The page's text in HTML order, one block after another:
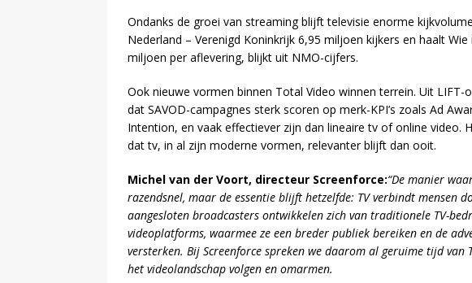
Ondanks de groei van streaming blijft televisie enorme
Nederland – Verenigd Koninkrijk 6,95 miljoen kijkers en haalt
miljoen per aflevering, blijkt uit NMO-cijfers.
Ook nieuwe vormen binnen Total Video winnen terrein. Uit
dat SAVOD-campagnes sterk scoren op merk-KPI’s zoals Ad
Intention, en vaak effectiever zijn dan lineaire tv of online video.
dat tv, in al zijn moderne vormen, relevanter blijft dan ooit.
Michel van der Voort, directeur Screenforce:“De manier
razendsnel, maar de essentie blijft hetzelfde: TV verbindt mensen
aangesloten broadcasters ontwikkelen zich van traditionele TV-
videoplatforms, waarmee ze een breder publiek bereiken en de
versterken. Bij Screenforce spreken we daarom al geruime tijd
het videolandschap volgen en omarmen.